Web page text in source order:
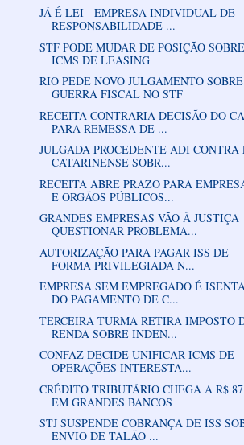
JÁ É LEI - EMPRESA INDIVIDUAL DE
RESPONSABILIDADE ...
STF PODE MUDAR DE POSIÇÃO SOBRE
ICMS DE LEASING
RIO PEDE NOVO JULGAMENTO SOBRE
GUERRA FISCAL NO STF
RECEITA CONTRARIA DECISÃO DO
PARA REMESSA DE ...
JULGADA PROCEDENTE ADI
CATARINENSE SOBR...
RECEITA ABRE PRAZO PARA
E ÓRGÃOS PÚBLICOS...
GRANDES EMPRESAS VÃO À JUSTIÇA
QUESTIONAR PROBLEMA...
AUTORIZAÇÃO PARA PAGAR ISS DE
FORMA PRIVILEGIADA N...
EMPRESA SEM EMPREGADO É
DO PAGAMENTO DE C...
TERCEIRA TURMA RETIRA IMPOSTO
RENDA SOBRE INDEN...
CONFAZ DECIDE UNIFICAR ICMS DE
OPERAÇÕES INTERESTA...
CRÉDITO TRIBUTÁRIO CHEGA A R$
EM GRANDES BANCOS
STJ SUSPENDE COBRANÇA DE ISS
ENVIO DE TALÃO ...